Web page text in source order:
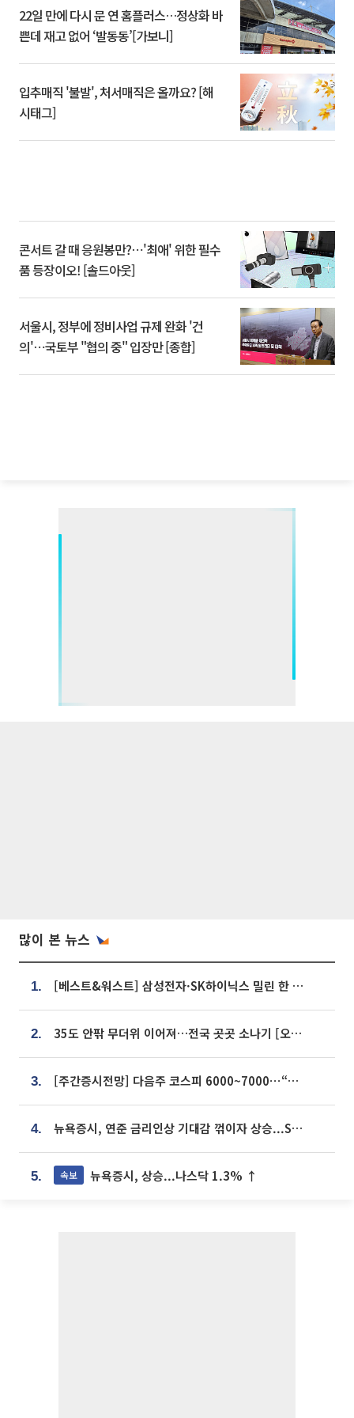
22일 만에 다시 문 연 홈플러스…정상화 바
쁜데 재고 없어 ‘발동동’[가보니]
입추매직 '불발', 처서매직은 올까요? [해
시태그]
콘서트 갈 때 응원봉만?⋯'최애' 위한 필수
품 등장이오! [솔드아웃]
서울시, 정부에 정비사업 규제 완화 '건
의'⋯국토부 "협의 중" 입장만 [종합]
많이 본 뉴스
1. [베스트&워스트] 삼성전자·SK하이닉스 밀린 한 주…상상인증권은 85% 급등
2. 35도 안팎 무더위 이어져…전국 곳곳 소나기 [오늘 날씨]
3. [주간증시전망] 다음주 코스피 6000~7000⋯“外人 수급은 정책이 변수”
4. 뉴욕증시, 연준 금리인상 기대감 꺾이자 상승...S&P500 사상 최고치 [종합]
5. 속보 뉴욕증시, 상승...나스닥 1.3% ↑